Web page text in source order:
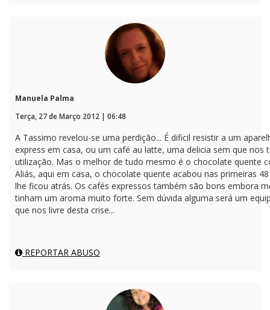
Manuela Palma
Terça, 27 de Março 2012 | 06:48
A Tassimo revelou-se uma perdição... É dificil resistir a um
express em casa, ou um café au latte, uma delicia sem que
utilização. Mas o melhor de tudo mesmo é o chocolate quente
Aliás, aqui em casa, o chocolate quente acabou nas primeiras
lhe ficou atrás. Os cafés expressos também são bons embora
tinham um aroma muito forte. Sem dúvida alguma será um
que nos livre desta crise...
REPORTAR ABUSO